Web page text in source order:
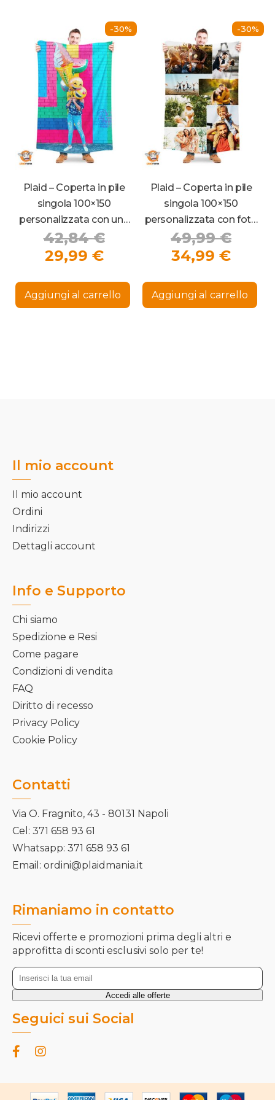
possono
prodotto
Le
-30%
Plaid – Coperta in pile
singola 100×150
personalizzata con una
foto
42,84€Il
era:
42,84 €.
29,99 €Il
attuale
è:
Aggiungi al carrello
-30%
Plaid – Coperta in pile
singola 100×150
personalizzata con foto
collage
49,99€Il
era:
34,99 €Il
è:
Aggiungi al carrello
Il mio account
Il mio account
Ordini
Indirizzi
Dettagli account
Info e Supporto
Chi siamo
Spedizione e Resi
Come pagare
Condizioni di vendita
FAQ
Diritto di recesso
Privacy Policy
Cookie Policy
Contatti
Via O. Fragnito, 43 - 80131 Napoli
Cel: 371 658 93 61
Whatsapp: 371 658 93 61
Email: ordini@plaidmania.it
Rimaniamo in contatto
Ricevi offerte e promozioni prima degli altri e
approfitta di sconti esclusivi solo per te!
Seguici sui Social